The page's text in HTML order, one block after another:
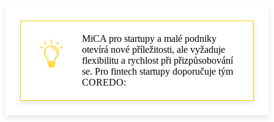
MiCA pro startupy a malé podniky
otevírá nové příležitosti, ale vyžaduje
flexibilitu a rychlost při přizpůsobování
se. Pro fintech startupy doporučuje tým
COREDO: